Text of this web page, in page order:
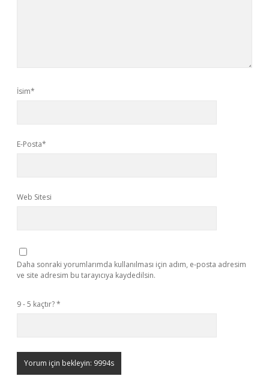
İsim*
E-Posta*
Web Sitesi
Daha sonraki yorumlarımda kullanılması için adım, e-posta adresim
ve site adresim bu tarayıcıya kaydedilsin.
9 - 5 kaçtır?*